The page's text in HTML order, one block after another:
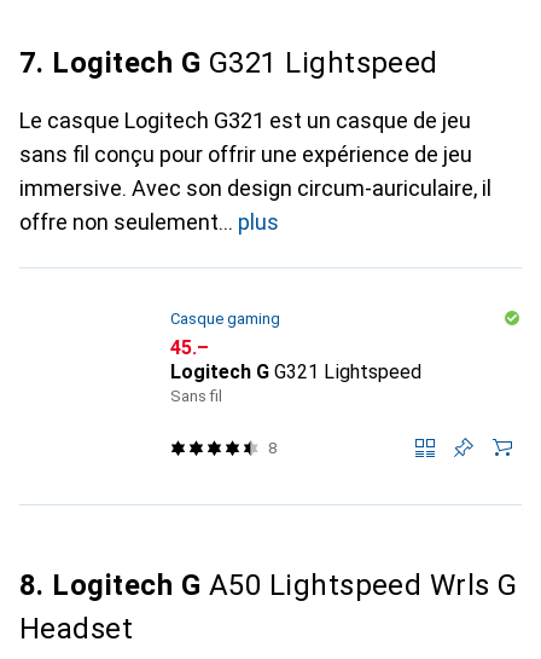
7. Logitech G G321 Lightspeed
Le casque Logitech G321 est un casque de jeu
sans fil conçu pour offrir une expérience de jeu
immersive. Avec son design circum-auriculaire, il
offre non seulement
plus
Casque gaming
CHF
45.–
Logitech G G321 Lightspeed
Sans fil
8
8. Logitech G A50 Lightspeed Wrls G
Headset